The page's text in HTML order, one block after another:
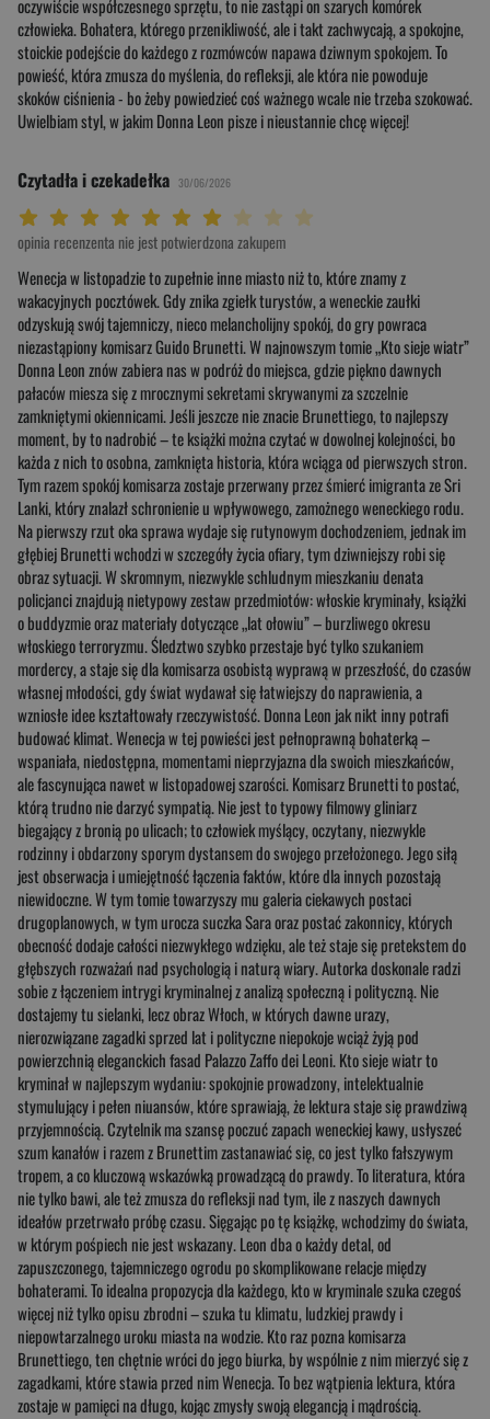
oczywiście współczesnego sprzętu, to nie zastąpi on szarych komórek
człowieka. Bohatera, którego przenikliwość, ale i takt zachwycają, a spokojne,
stoickie podejście do każdego z rozmówców napawa dziwnym spokojem. To
powieść, która zmusza do myślenia, do refleksji, ale która nie powoduje
skoków ciśnienia - bo żeby powiedzieć coś ważnego wcale nie trzeba szokować.
Uwielbiam styl, w jakim Donna Leon pisze i nieustannie chcę więcej!
Czytadła i czekadełka 30/06/2026
Twoja ocena: Arcydzieło 10/10"
Twoja ocena: Wybitna 9/10"
Twoja ocena: Rewelacyjna 8/10"
Twoja ocena: Bardzo dobra 7/10"
Twoja ocena: Dobra 6/10"
Twoja ocena: Przeciętna 5/10"
Twoja ocena: Może być 4/10"
Twoja ocena: Słaba 3/10"
Twoja ocena: Bardzo słaba 2/10"
Twoja ocena: Beznadziejna 1/10"
opinia recenzenta nie jest potwierdzona zakupem
Wenecja w listopadzie to zupełnie inne miasto niż to, które znamy z
wakacyjnych pocztówek. Gdy znika zgiełk turystów, a weneckie zaułki
odzyskują swój tajemniczy, nieco melancholijny spokój, do gry powraca
niezastąpiony komisarz Guido Brunetti. W najnowszym tomie „Kto sieje wiatr”
Donna Leon znów zabiera nas w podróż do miejsca, gdzie piękno dawnych
pałaców miesza się z mrocznymi sekretami skrywanymi za szczelnie
zamkniętymi okiennicami. Jeśli jeszcze nie znacie Brunettiego, to najlepszy
moment, by to nadrobić – te książki można czytać w dowolnej kolejności, bo
każda z nich to osobna, zamknięta historia, która wciąga od pierwszych stron.
Tym razem spokój komisarza zostaje przerwany przez śmierć imigranta ze Sri
Lanki, który znalazł schronienie u wpływowego, zamożnego weneckiego rodu.
Na pierwszy rzut oka sprawa wydaje się rutynowym dochodzeniem, jednak im
głębiej Brunetti wchodzi w szczegóły życia ofiary, tym dziwniejszy robi się
obraz sytuacji. W skromnym, niezwykle schludnym mieszkaniu denata
policjanci znajdują nietypowy zestaw przedmiotów: włoskie kryminały, książki
o buddyzmie oraz materiały dotyczące „lat ołowiu” – burzliwego okresu
włoskiego terroryzmu. Śledztwo szybko przestaje być tylko szukaniem
mordercy, a staje się dla komisarza osobistą wyprawą w przeszłość, do czasów
własnej młodości, gdy świat wydawał się łatwiejszy do naprawienia, a
wzniosłe idee kształtowały rzeczywistość. Donna Leon jak nikt inny potrafi
budować klimat. Wenecja w tej powieści jest pełnoprawną bohaterką –
wspaniała, niedostępna, momentami nieprzyjazna dla swoich mieszkańców,
ale fascynująca nawet w listopadowej szarości. Komisarz Brunetti to postać,
którą trudno nie darzyć sympatią. Nie jest to typowy filmowy gliniarz
biegający z bronią po ulicach; to człowiek myślący, oczytany, niezwykle
rodzinny i obdarzony sporym dystansem do swojego przełożonego. Jego siłą
jest obserwacja i umiejętność łączenia faktów, które dla innych pozostają
niewidoczne. W tym tomie towarzyszy mu galeria ciekawych postaci
drugoplanowych, w tym urocza suczka Sara oraz postać zakonnicy, których
obecność dodaje całości niezwykłego wdzięku, ale też staje się pretekstem do
głębszych rozważań nad psychologią i naturą wiary. Autorka doskonale radzi
sobie z łączeniem intrygi kryminalnej z analizą społeczną i polityczną. Nie
dostajemy tu sielanki, lecz obraz Włoch, w których dawne urazy,
nierozwiązane zagadki sprzed lat i polityczne niepokoje wciąż żyją pod
powierzchnią eleganckich fasad Palazzo Zaffo dei Leoni. Kto sieje wiatr to
kryminał w najlepszym wydaniu: spokojnie prowadzony, intelektualnie
stymulujący i pełen niuansów, które sprawiają, że lektura staje się prawdziwą
przyjemnością. Czytelnik ma szansę poczuć zapach weneckiej kawy, usłyszeć
szum kanałów i razem z Brunettim zastanawiać się, co jest tylko fałszywym
tropem, a co kluczową wskazówką prowadzącą do prawdy. To literatura, która
nie tylko bawi, ale też zmusza do refleksji nad tym, ile z naszych dawnych
ideałów przetrwało próbę czasu. Sięgając po tę książkę, wchodzimy do świata,
w którym pośpiech nie jest wskazany. Leon dba o każdy detal, od
zapuszczonego, tajemniczego ogrodu po skomplikowane relacje między
bohaterami. To idealna propozycja dla każdego, kto w kryminale szuka czegoś
więcej niż tylko opisu zbrodni – szuka tu klimatu, ludzkiej prawdy i
niepowtarzalnego uroku miasta na wodzie. Kto raz pozna komisarza
Brunettiego, ten chętnie wróci do jego biurka, by wspólnie z nim mierzyć się z
zagadkami, które stawia przed nim Wenecja. To bez wątpienia lektura, która
zostaje w pamięci na długo, kojąc zmysły swoją elegancją i mądrością.